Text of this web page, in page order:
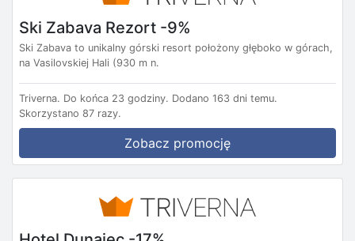
Ski Zabava Rezort -9%
Ski Zabava to unikalny górski resort położony głęboko w górach,
na Vasilovskiej Hali (930 m n.
Triverna. Do końca 23 godziny. Dodano 163 dni temu.
Skorzystano 87 razy.
Zobacz promocję